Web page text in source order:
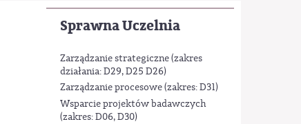
Sprawna Uczelnia
Zarządzanie strategiczne (zakres
działania: D29, D25 D26)
Zarządzanie procesowe (zakres: D31)
Wsparcie projektów badawczych
(zakres: D06, D30)